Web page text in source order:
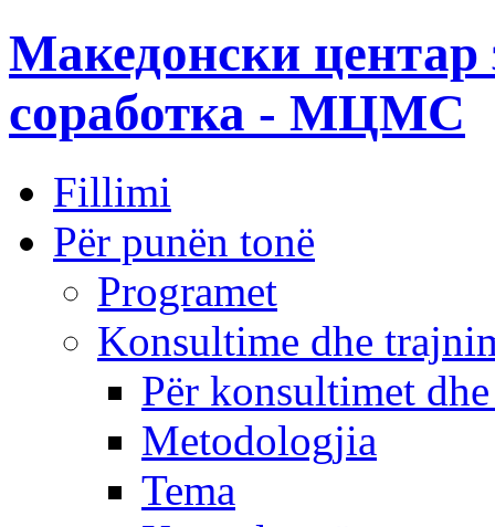
Македонски центар
соработка - МЦМС
Fillimi
Për punën tonë
Programet
Konsultime dhe
Për konsultimet
Metodologjia
Tema